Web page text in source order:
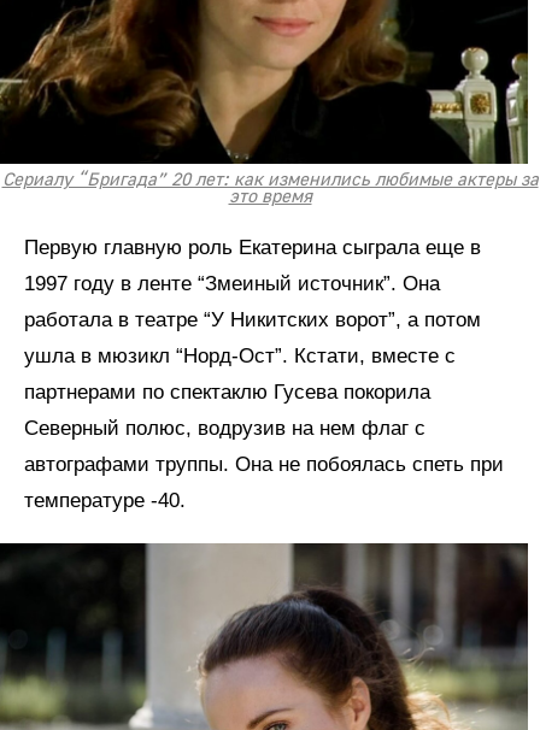
Сериалу “Бригада” 20 лет: как изменились любимые актеры за
это время
Первую главную роль Екатерина сыграла еще в
1997 году в ленте “Змеиный источник”. Она
работала в театре “У Никитских ворот”, а потом
ушла в мюзикл “Норд-Ост”. Кстати, вместе с
партнерами по спектаклю Гусева покорила
Северный полюс, водрузив на нем флаг с
автографами труппы. Она не побоялась спеть при
температуре -40.